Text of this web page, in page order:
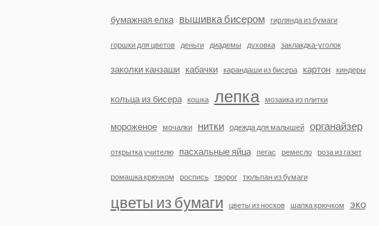
бумажная елка вышивка бисером гирлянда из бумаги
горшки для цветов деньги диадемы духовка заклакдка-уголок
заколки канзаши кабачки карандаши из бисера картон киндеры
кольца из бисера кошка лепка мозаика из плитки
мороженое мочалки нитки одежда для малышей органайзер
открытка учителю пасхальные яйца пегас ремесло роза из газет
ромашка крючком роспись творог тюльпан из бумаги
цветы из бумаги цветы из носков шапка крючком эко